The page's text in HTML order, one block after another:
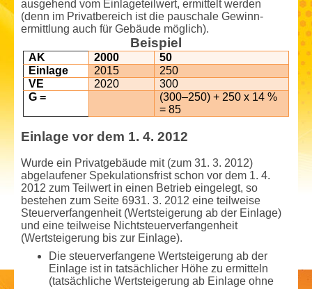
ausgehend vom Einlageteil­wert, ermittelt werden
(denn im Privatbereich ist die pauschale Gewinn­
ermittlung auch für Gebäude möglich).
Beispiel
AK 2000
50
Einlage
2015
250
VE
2020
300
G =
(300–250) + 250 x 14 %
= 85
Einlage vor dem 1. 4. 2012
Wurde ein Privatgebäude mit (zum 31. 3. 2012)
abgelaufener Spekulationsfrist schon vor dem 1. 4.
2012 zum Teilwert in einen Betrieb eingelegt, so
bestehen zum Seite 6931. 3. 2012 eine teilweise
Steuerverfangenheit (Wertsteigerung ab der Einlage)
und eine teilweise Nicht­steuerverfangenheit
(Wertsteigerung bis zur Einlage).
Die steuerverfangene Wertsteigerung ab der
Einlage ist in tatsächlicher Höhe zu ermitteln
(tatsächliche Wertsteigerung ab Einlage ohne